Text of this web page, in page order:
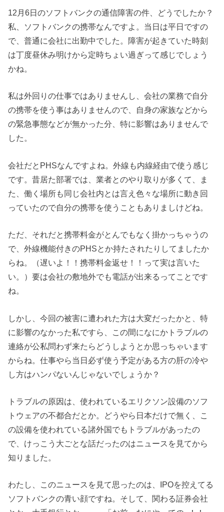
12月6日のソフトバンクの通信障害の件、どうでしたか？
私、ソフトバンクの携帯なんですよ。当日は平日ですの
で、普通に会社に出勤中でした。障害が起きていた時刻
は丁度昼休み明けから定時ちょい過ぎって感じでしょう
かね。
私は外回りの仕事ではありませんし、会社の業務で自分
の携帯を使う事はありませんので、自身の家族などから
の緊急事態などが無かった分、特に影響はありませんで
した。
会社だとPHSなんですよね。外線も内線経由で使う感じ
です。昔居た部署では、業者とのやり取りが多くて、ま
た、働く場所も同じ会社内とは言え色々な場所に動き回
っていたので自分の携帯を使うこともありましけどね。
ただ、それだと携帯料金がとんでもなく掛かっちゃうの
で、外線機能付きのPHSとか持たされたりしてましたか
らね。（遅いよ！！携帯料金返せ！！って実は言いた
い。）要は会社の敷地外でも電話が出来るってことです
ね。
しかし、今回の被害に遭われた方は大変だったかと、特
に影響のなかった私ですら、この間になにかトラブルの
連絡が公私問わず来たらどうしようとか思っちゃいます
からね。仕事やら当日必ず使う予定がある方の肝の冷や
し方はハンパないんじゃないでしょうか？
トラブルの原因は、使われているエリクソン設備のソフ
トウェアの不都合だとか。どうやら日本だけで無く、こ
の設備を使われている諸外国でもトラブルがあったの
で、けっこう大ごとな話だったのはニュースを見てから
知りました。
わたし、このニュースを見て思ったのは、IPOを控えてる
ソフトバンクの青い顔ですね。そして、関わる証券会社